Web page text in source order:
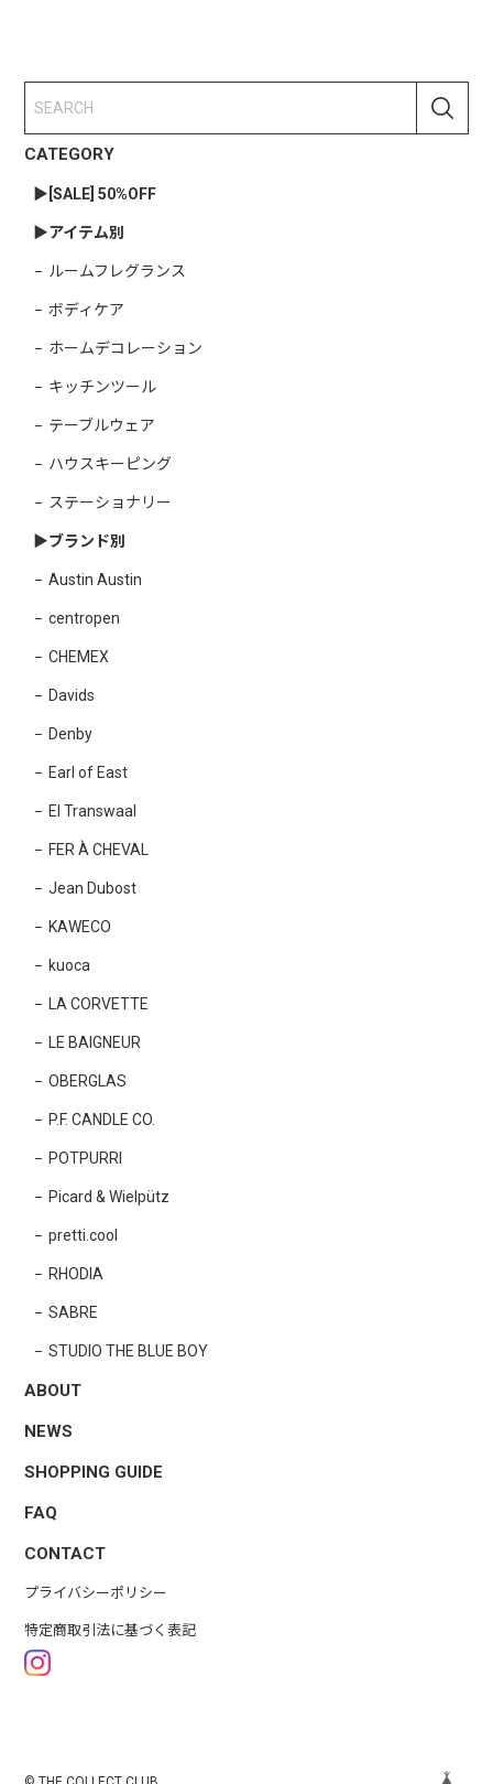
CATEGORY
▶︎[SALE] 50%OFF
▶︎アイテム別
ルームフレグランス
ボディケア
ホームデコレーション
キッチンツール
テーブルウェア
ハウスキーピング
ステーショナリー
▶︎ブランド別
Austin Austin
centropen
CHEMEX
Davids
Denby
Earl of East
El Transwaal
FER À CHEVAL
Jean Dubost
KAWECO
kuoca
LA CORVETTE
LE BAIGNEUR
OBERGLAS
P.F. CANDLE CO.
POTPURRI
Picard & Wielpütz
pretti.cool
RHODIA
SABRE
STUDIO THE BLUE BOY
ABOUT
NEWS
SHOPPING GUIDE
FAQ
CONTACT
プライバシーポリシー
特定商取引法に基づく表記